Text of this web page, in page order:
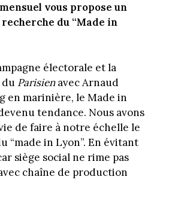
vous propose un
recherche du “Made in
électorale et la
Parisienavec Arnaud
en marinière, le Made in
tendance. Nous avons
de faire à notre échelle le
“made in Lyon”. En évitant
siège social ne rime pas
chaîne de production